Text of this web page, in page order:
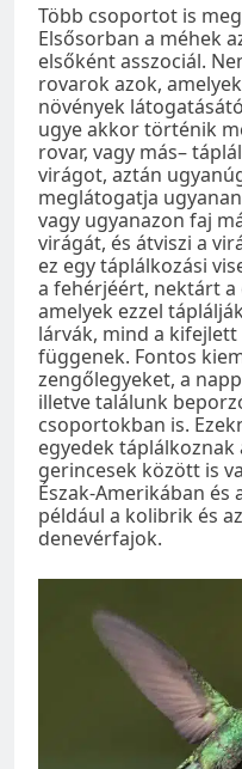
Több csoportot is
Elsősorban a méhek
elsőként asszociál.
rovarok azok,
növények
ugye akkor történik
rovar, vagy más–
virágot, aztán
meglátogatja
vagy ugyanazon faj
virágát, és átviszi a
ez egy táplálkozási
a fehérjéért, nektárt a
amelyek ezzel
lárvák, mind a
függenek. Fontos
zengőlegyeket, a
illetve találunk
csoportokban is.
egyedek
gerincesek között is
Észak-Amerikában
például a kolibrik és
denevérfajok.